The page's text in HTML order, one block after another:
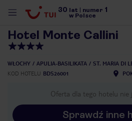
30 lat numer 1
w Polsce
Hotel Monte Callini
WŁOCHY APULIA-BASILIKATA
ST. MARIA DI
KOD HOTELU BDS26001
Oferta dla tego hotelu nie
Sprawdź inne